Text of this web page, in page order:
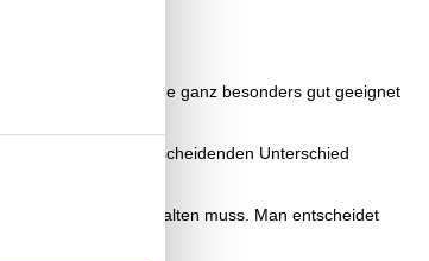
im Erzgebirge ganz besonders gut geeignet
die den entscheidenden Unterschied
an feste Zeiten halten muss. Man entscheidet